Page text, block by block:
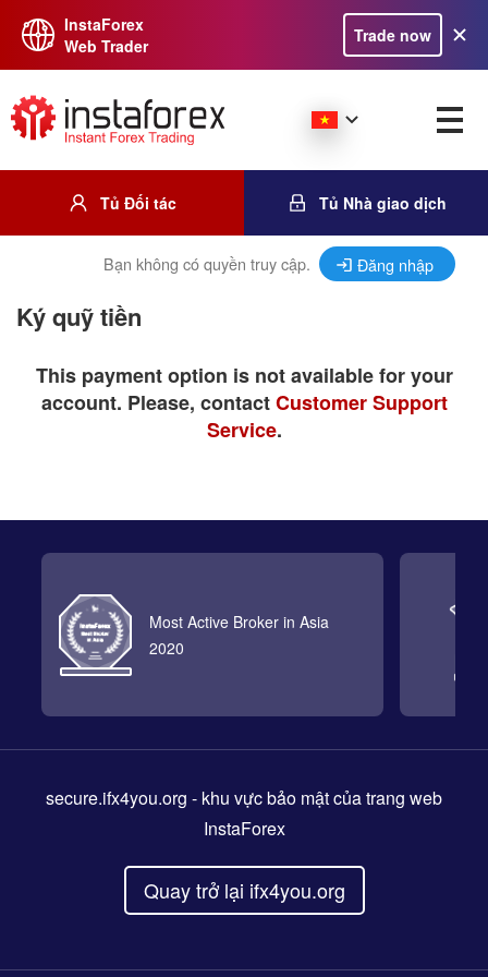
InstaForex
Web Trader
Trade now
Tủ Đối tác Tủ Nhà giao dịch
Bạn không có quyền truy cập. Đăng nhập
Ký quỹ tiền
This payment option is not available for your
account. Please, contactCustomer Support
Service.
Most Active Broker in Asia
2020
secure.ifx4you.org - khu vực bảo mật của trang web
InstaForex
Quay trở lại ifx4you.org